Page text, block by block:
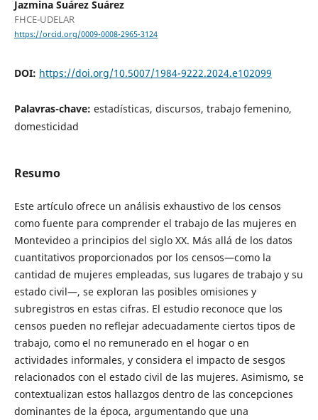
Jazmina Suárez Suárez
FHCE-UDELAR
https://orcid.org/0009-0008-2965-3124
DOI: https://doi.org/10.5007/1984-9222.2024.e102099
Palavras-chave: estadísticas, discursos, trabajo femenino,
domesticidad
Resumo
Este artículo ofrece un análisis exhaustivo de los censos
como fuente para comprender el trabajo de las mujeres en
Montevideo a principios del siglo XX. Más allá de los datos
cuantitativos proporcionados por los censos—como la
cantidad de mujeres empleadas, sus lugares de trabajo y su
estado civil—, se exploran las posibles omisiones y
subregistros en estas cifras. El estudio reconoce que los
censos pueden no reflejar adecuadamente ciertos tipos de
trabajo, como el no remunerado en el hogar o en
actividades informales, y considera el impacto de sesgos
relacionados con el estado civil de las mujeres. Asimismo, se
contextualizan estos hallazgos dentro de las concepciones
dominantes de la época, argumentando que una